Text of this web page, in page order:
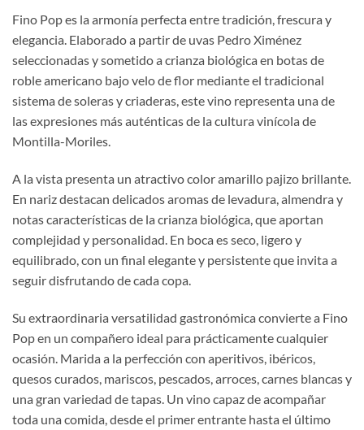
Fino Pop es la armonía perfecta entre tradición, frescura y
elegancia. Elaborado a partir de uvas Pedro Ximénez
seleccionadas y sometido a crianza biológica en botas de
roble americano bajo velo de flor mediante el tradicional
sistema de soleras y criaderas, este vino representa una de
las expresiones más auténticas de la cultura vinícola de
Montilla-Moriles.
A la vista presenta un atractivo color amarillo pajizo brillante.
En nariz destacan delicados aromas de levadura, almendra y
notas características de la crianza biológica, que aportan
complejidad y personalidad. En boca es seco, ligero y
equilibrado, con un final elegante y persistente que invita a
seguir disfrutando de cada copa.
Su extraordinaria versatilidad gastronómica convierte a Fino
Pop en un compañero ideal para prácticamente cualquier
ocasión. Marida a la perfección con aperitivos, ibéricos,
quesos curados, mariscos, pescados, arroces, carnes blancas y
una gran variedad de tapas. Un vino capaz de acompañar
toda una comida, desde el primer entrante hasta el último